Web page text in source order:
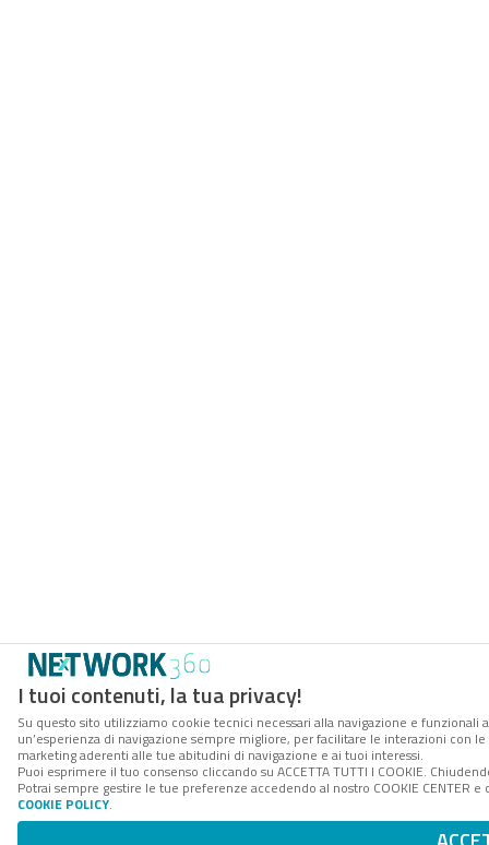
I tuoi contenuti, la tua privacy!
Su questo sito utilizziamo cookie tecnici necessari alla navigazione e
un’esperienza di navigazione sempre migliore, per facilitare le interazioni con
marketing aderenti alle tue abitudini di navigazione e ai tuoi interessi.
Puoi esprimere il tuo consenso cliccando su ACCETTA TUTTI I COOKIE.
Potrai sempre gestire le tue preferenze accedendo al nostro COOKIE
COOKIE POLICY.